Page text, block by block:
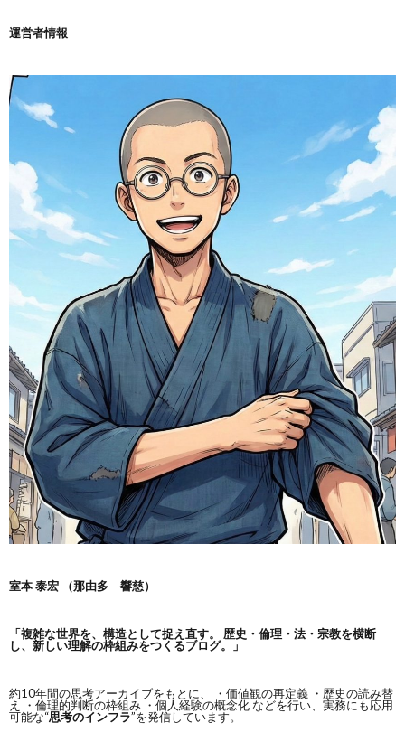
運営者情報
室本 泰宏 （那由多 響慈）
「複雑な世界を、構造として捉え直す。
歴史・倫理・法・宗教を横断
し、新しい理解の枠組みをつくるブログ。」
約10年間の思考アーカイブをもとに、 ・価値観の再定義 ・歴史の読み替
え ・倫理的判断の枠組み ・個人経験の概念化 などを行い、実務にも応用
可能な“思考のインフラ”を発信しています。